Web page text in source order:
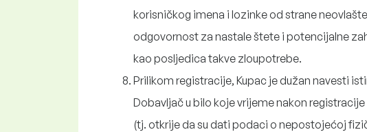
korisničkog imena i lozinke od strane
odgovornost za nastale štete i potencijalne
kao posljedica takve zloupotrebe.
Prilikom registracije, Kupac je dužan navesti
Dobavljač u bilo koje vrijeme nakon
(tj. otkrije da su dati podaci o nepostojećoj